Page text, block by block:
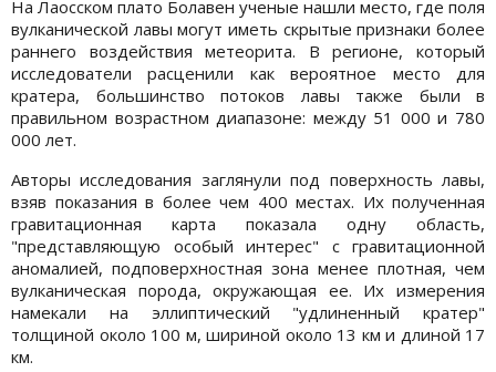
На Лаосском плато Болавен ученые нашли место, где поля
вулканической лавы могут иметь скрытые признаки более
раннего воздействия метеорита. В регионе, который
исследователи расценили как вероятное место для
кратера, большинство потоков лавы также были в
правильном возрастном диапазоне: между 51 000 и 780
000 лет.
Авторы исследования заглянули под поверхность лавы,
взяв показания в более чем 400 местах. Их полученная
гравитационная карта показала одну область,
"представляющую особый интерес" с гравитационной
аномалией, подповерхностная зона менее плотная, чем
вулканическая порода, окружающая ее. Их измерения
намекали на эллиптический "удлиненный кратер"
толщиной около 100 м, шириной около 13 км и длиной 17
км.